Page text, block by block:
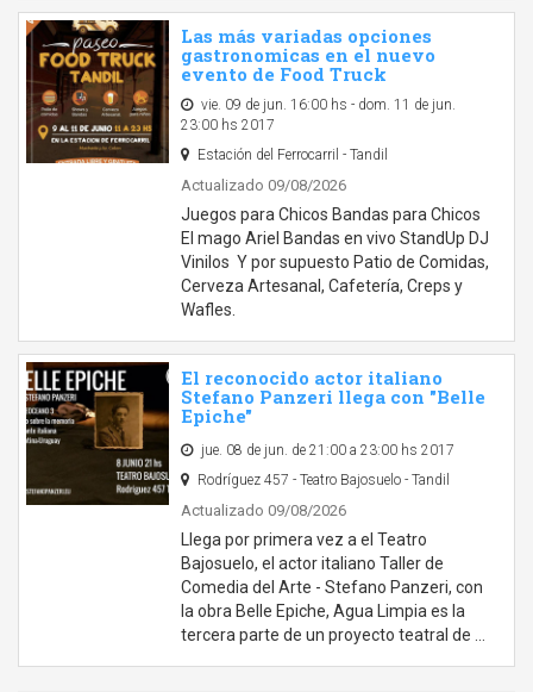
Las más variadas opciones
gastronomicas en el nuevo
evento de Food Truck
vie. 09 de jun. 16:00 hs - dom. 11 de jun.
23:00 hs 2017
Estación del Ferrocarril - Tandil
Actualizado 09/08/2026
Juegos para Chicos Bandas para Chicos
El mago Ariel Bandas en vivo StandUp DJ
Vinilos Y por supuesto Patio de Comidas,
Cerveza Artesanal, Cafetería, Creps y
Wafles.
El reconocido actor italiano
Stefano Panzeri llega con "Belle
Epiche"
jue. 08 de jun. de 21:00 a 23:00 hs 2017
Rodríguez 457 - Teatro Bajosuelo - Tandil
Actualizado 09/08/2026
Llega por primera vez a el Teatro
Bajosuelo, el actor italiano Taller de
Comedia del Arte - Stefano Panzeri, con
la obra Belle Epiche, Agua Limpia es la
tercera parte de un proyecto teatral de …